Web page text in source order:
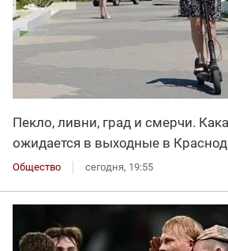
Пекло, ливни, град и смерчи.
ожидается в выходные в
Общество сегодня, 19:55